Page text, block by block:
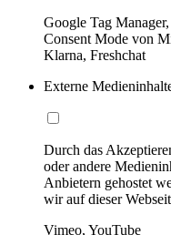
Google Tag
Consent Mode von
Klarna, Freshchat
Externe
Durch das
oder andere
Anbietern gehostet
wir auf dieser
Vimeo, YouTube